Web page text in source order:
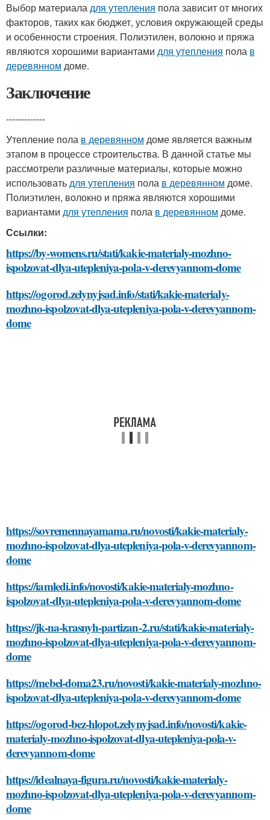
Выбор материаладля утепления пола зависит от многих
факторов, таких как бюджет, условия окружающей среды
и особенности строения. Полиэтилен, волокно и пряжа
являются хорошими вариантами для утепления пола в
деревянном доме.
Заключение
-------------
Утепление пола в деревянном доме является важным
этапом в процессе строительства. В данной статье мы
рассмотрели различные материалы, которые можно
использоватьдля утепления пола в деревянном доме.
Полиэтилен, волокно и пряжа являются хорошими
вариантами для утепления пола в деревянном доме.
Ссылки:
https://by-womens.ru/stati/kakie-materialy-mozhno-
ispolzovat-dlya-utepleniya-pola-v-derevyannom-dome
https://ogorod.zelynyjsad.info/stati/kakie-materialy-
mozhno-ispolzovat-dlya-utepleniya-pola-v-derevyannom-
dome
https://sovremennayamama.ru/novosti/kakie-materialy-
mozhno-ispolzovat-dlya-utepleniya-pola-v-derevyannom-
dome
https://iamledi.info/novosti/kakie-materialy-mozhno-
ispolzovat-dlya-utepleniya-pola-v-derevyannom-dome
https://jk-na-krasnyh-partizan-2.ru/stati/kakie-materialy-
mozhno-ispolzovat-dlya-utepleniya-pola-v-derevyannom-
dome
https://mebel-doma23.ru/novosti/kakie-materialy-mozhno-
ispolzovat-dlya-utepleniya-pola-v-derevyannom-dome
https://ogorod-bez-hlopot.zelynyjsad.info/novosti/kakie-
materialy-mozhno-ispolzovat-dlya-utepleniya-pola-v-
derevyannom-dome
https://idealnaya-figura.ru/novosti/kakie-materialy-
mozhno-ispolzovat-dlya-utepleniya-pola-v-derevyannom-
dome